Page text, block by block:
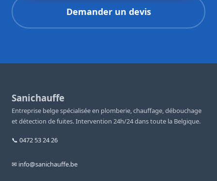
Demander un devis
Sanichauffe
Entreprise belge spécialisée en plomberie, chauffage, débouchage
et détection de fuites. Intervention 24h/24 dans toute la Belgique.
📞 0472 53 24 26
✉ info@sanichauffe.be